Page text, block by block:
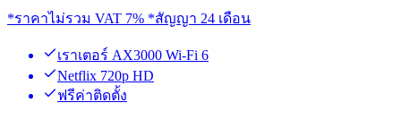
*ราคาไม่รวม VAT 7% *สัญญา 24 เดือน
เราเตอร์ AX3000 Wi-Fi 6
Netflix 720p HD
ฟรีค่าติดตั้ง